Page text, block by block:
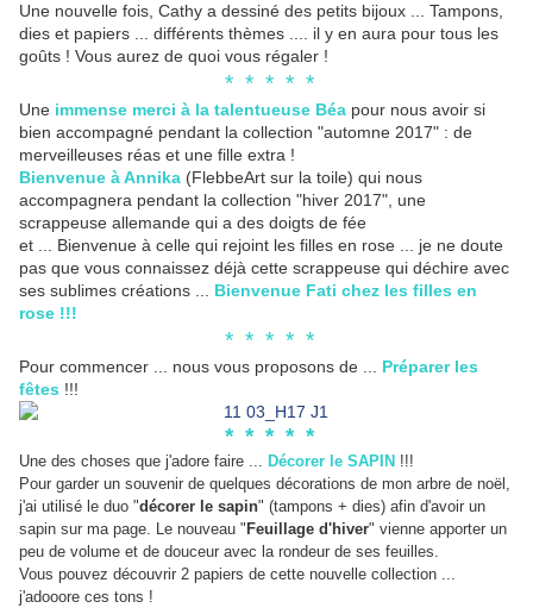
Une nouvelle fois, Cathy a dessiné des petits bijoux ... Tampons,
dies et papiers ... différents thèmes .... il y en aura pour tous les
goûts ! Vous aurez de quoi vous régaler !
* * * * *
Une immense merci à la talentueuse Béa pour nous avoir si
bien accompagné pendant la collection "automne 2017" : de
merveilleuses réas et une fille extra !
Bienvenue à Annika (FlebbeArt sur la toile) qui nous
accompagnera pendant la collection "hiver 2017", une
scrappeuse allemande qui a des doigts de fée
et ... Bienvenue à celle qui rejoint les filles en rose ... je ne doute
pas que vous connaissez déjà cette scrappeuse qui déchire avec
ses sublimes créations ... Bienvenue Fati chez les filles en
rose !!!
* * * * *
Pour commencer ... nous vous proposons de ... Préparer les
fêtes !!!
* * * * *
Une des choses que j'adore faire ... Décorer le SAPIN !!!
Pour garder un souvenir de quelques décorations de mon arbre de noël,
j'ai utilisé le duo "décorer le sapin" (tampons + dies) afin d'avoir un
sapin sur ma page. Le nouveau " Feuillage d'hiver" vienne apporter un
peu de volume et de douceur avec la rondeur de ses feuilles.
Vous pouvez découvrir 2 papiers de cette nouvelle collection ...
j'adooore ces tons !